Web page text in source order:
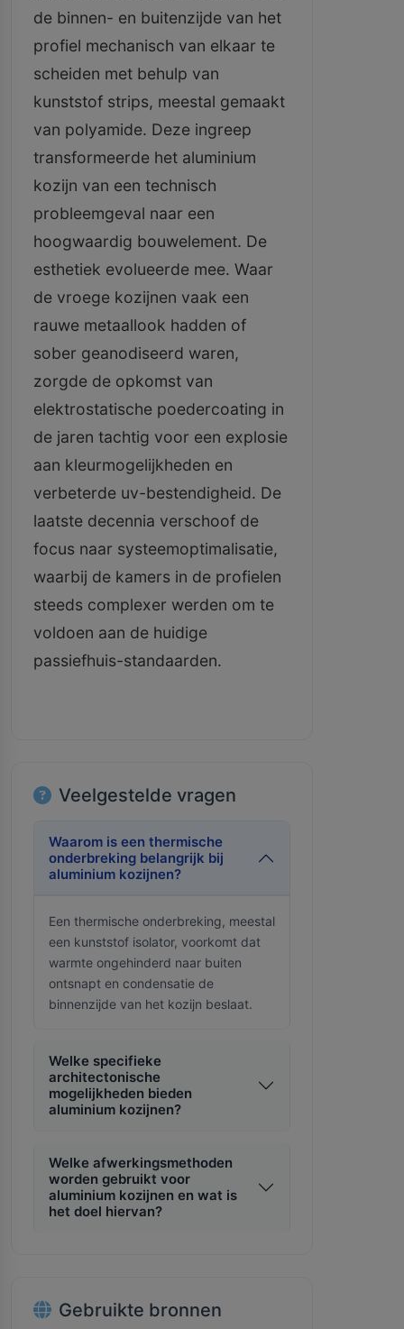
de binnen- en buitenzijde van het
profiel mechanisch van elkaar te
scheiden met behulp van
kunststof strips, meestal gemaakt
van polyamide. Deze ingreep
transformeerde het aluminium
kozijn van een technisch
probleemgeval naar een
hoogwaardig bouwelement. De
esthetiek evolueerde mee. Waar
de vroege kozijnen vaak een
rauwe metaallook hadden of
sober geanodiseerd waren,
zorgde de opkomst van
elektrostatische poedercoating in
de jaren tachtig voor een explosie
aan kleurmogelijkheden en
verbeterde uv-bestendigheid. De
laatste decennia verschoof de
focus naar systeemoptimalisatie,
waarbij de kamers in de profielen
steeds complexer werden om te
voldoen aan de huidige
passiefhuis-standaarden.
Veelgestelde vragen
Waarom is een thermische
onderbreking belangrijk bij
aluminium kozijnen?
Een thermische onderbreking, meestal
een kunststof isolator, voorkomt dat
warmte ongehinderd naar buiten
ontsnapt en condensatie de
binnenzijde van het kozijn beslaat.
Welke specifieke
architectonische
mogelijkheden bieden
aluminium kozijnen?
Welke afwerkingsmethoden
worden gebruikt voor
aluminium kozijnen en wat is
het doel hiervan?
Gebruikte bronnen